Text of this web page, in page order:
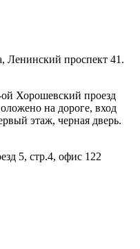
Ленинский проспект 41.
Хорошевский проезд
на дороге, вход
этаж, черная дверь.
5, стр.4, офис 122